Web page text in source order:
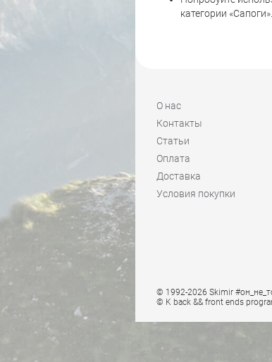
категории
О нас
Контакты
Статьи
Оплата
Доставка
Условия покупки
© 1992-2026 Skimir
© K back && front ends